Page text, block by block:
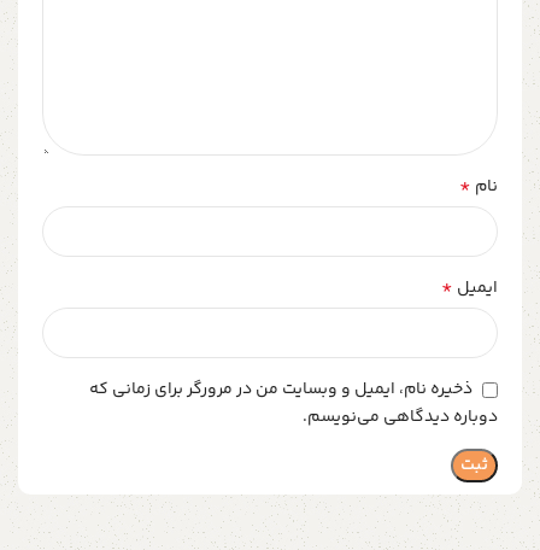
نام *
ایمیل *
ذخیره نام، ایمیل و وبسایت من در مرورگر برای زمانی که
دوباره دیدگاهی می‌نویسم.